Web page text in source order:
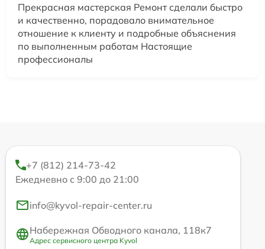
Прекрасная мастерская Ремонт сделали быстро
и качественно, порадовало внимательное
отношение к клиенту и подробные объяснения
по выполненным работам Настоящие
профессионалы
+7 (812) 214-73-42
Ежедневно с 9:00 до 21:00
info@kyvol-repair-center.ru
Набережная Обводного канала, 118к7
Адрес сервисного центра Kyvol